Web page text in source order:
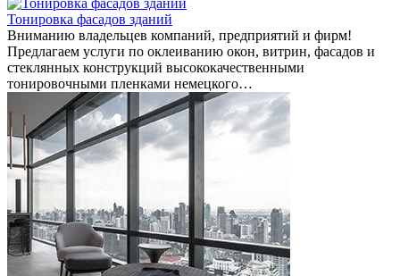
Тонировка фасадов зданий
Вниманию владельцев компаний, предприятий и фирм!
Предлагаем услуги по оклеиванию окон, витрин, фасадов и
стеклянных конструкций высококачественными
тонировочными пленками немецкого…